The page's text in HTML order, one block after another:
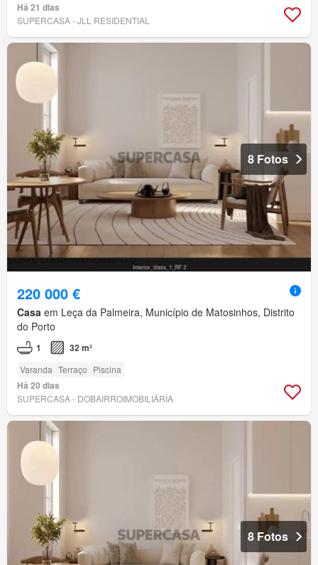
Há 21 dias
SUPERCASA - JLL RESIDENTIAL
8 Fotos
220 000 €
Casa em Leça da Palmeira, Município de Matosinhos, Distrito
do Porto
1 32 m²
Varanda Terraço Piscina
Há 20 dias
SUPERCASA - DOBAIRROIMOBILIÁRIA
8 Fotos